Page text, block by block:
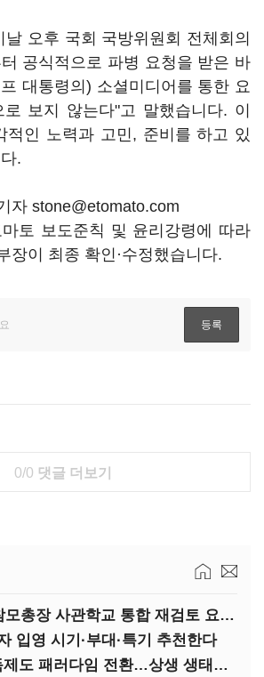
오후 국회 국방위원회 전체회의
공식적으로 파병 요청을 받은 바
대통령의) 소셜미디어를 통한 요
보지 않는다"고 말했습니다. 이
적인 노력과 고민, 준비를 하고 있
.
자 stone@etomato.com
토 보도준칙 및 윤리강령에 따라
장이 최종 확인·수정했습니다.
0/0 댓글 더보기
국방부, 역대 참모총장 사관학교 통합 재검토 요구에 "다양한 의견 수렴해 합리적 시스템 만들 것"
입영 시기·부대·특기 추천한다
"첨단전력 획득제도 패러다임 전환…상생 생태계 조성해 대체불가 K-방산 도약"